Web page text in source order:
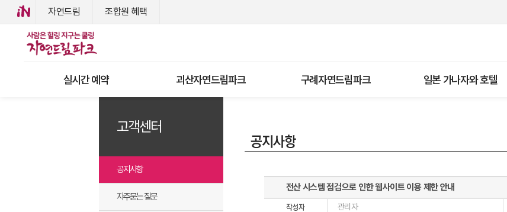
자연드림 조합원 혜택
실시간 예약 괴산자연드림파크 구례자연드림파크 일본 가나자와 호텔
고객센터
공지사항
자주묻는 질문
전산 시스템 점검으로 인한 웹사이트 이용 제한 안내
관리자